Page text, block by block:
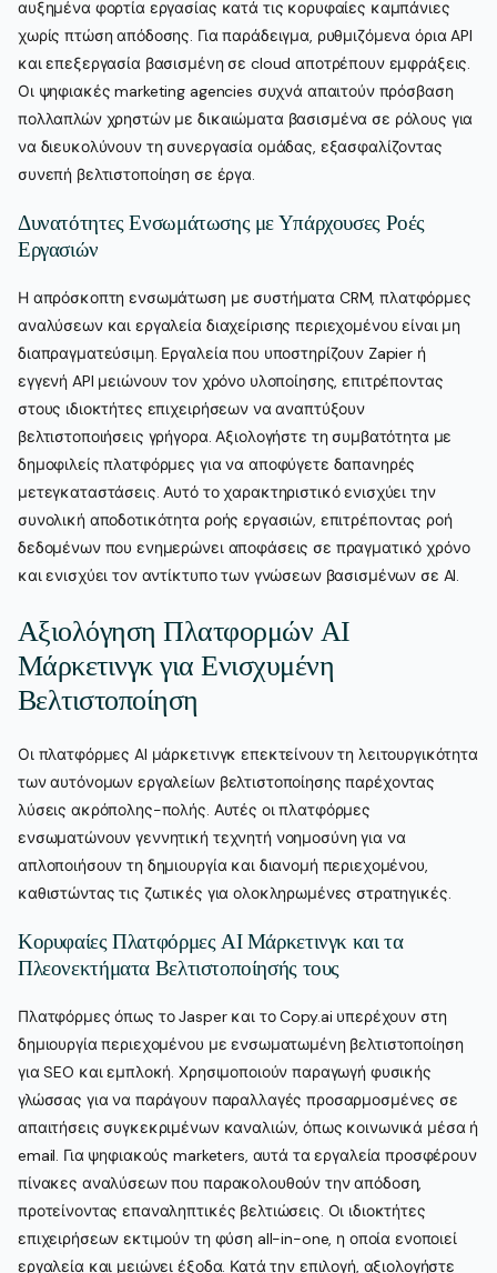
αυξημένα φορτία εργασίας κατά τις κορυφαίες καμπάνιες
χωρίς πτώση απόδοσης. Για παράδειγμα, ρυθμιζόμενα όρια API
και επεξεργασία βασισμένη σε cloud αποτρέπουν εμφράξεις.
Οι ψηφιακές marketing agencies συχνά απαιτούν πρόσβαση
πολλαπλών χρηστών με δικαιώματα βασισμένα σε ρόλους για
να διευκολύνουν τη συνεργασία ομάδας, εξασφαλίζοντας
συνεπή βελτιστοποίηση σε έργα.
Δυνατότητες Ενσωμάτωσης με Υπάρχουσες Ροές
Εργασιών
Η απρόσκοπτη ενσωμάτωση με συστήματα CRM, πλατφόρμες
αναλύσεων και εργαλεία διαχείρισης περιεχομένου είναι μη
διαπραγματεύσιμη. Εργαλεία που υποστηρίζουν Zapier ή
εγγενή API μειώνουν τον χρόνο υλοποίησης, επιτρέποντας
στους ιδιοκτήτες επιχειρήσεων να αναπτύξουν
βελτιστοποιήσεις γρήγορα. Αξιολογήστε τη συμβατότητα με
δημοφιλείς πλατφόρμες για να αποφύγετε δαπανηρές
μετεγκαταστάσεις. Αυτό το χαρακτηριστικό ενισχύει την
συνολική αποδοτικότητα ροής εργασιών, επιτρέποντας ροή
δεδομένων που ενημερώνει αποφάσεις σε πραγματικό χρόνο
και ενισχύει τον αντίκτυπο των γνώσεων βασισμένων σε AI.
Αξιολόγηση Πλατφορμών AI
Μάρκετινγκ για Ενισχυμένη
Βελτιστοποίηση
Οι πλατφόρμες AI μάρκετινγκ επεκτείνουν τη λειτουργικότητα
των αυτόνομων εργαλείων βελτιστοποίησης παρέχοντας
λύσεις ακρόπολης-πολής. Αυτές οι πλατφόρμες
ενσωματώνουν γεννητική τεχνητή νοημοσύνη για να
απλοποιήσουν τη δημιουργία και διανομή περιεχομένου,
καθιστώντας τις ζωτικές για ολοκληρωμένες στρατηγικές.
Κορυφαίες Πλατφόρμες AI Μάρκετινγκ και τα
Πλεονεκτήματα Βελτιστοποίησής τους
Πλατφόρμες όπως το Jasper και το Copy.ai υπερέχουν στη
δημιουργία περιεχομένου με ενσωματωμένη βελτιστοποίηση
για SEO και εμπλοκή. Χρησιμοποιούν παραγωγή φυσικής
γλώσσας για να παράγουν παραλλαγές προσαρμοσμένες σε
απαιτήσεις συγκεκριμένων καναλιών, όπως κοινωνικά μέσα ή
email. Για ψηφιακούς marketers, αυτά τα εργαλεία προσφέρουν
πίνακες αναλύσεων που παρακολουθούν την απόδοση,
προτείνοντας επαναληπτικές βελτιώσεις. Οι ιδιοκτήτες
επιχειρήσεων εκτιμούν τη φύση all-in-one, η οποία ενοποιεί
εργαλεία και μειώνει έξοδα. Κατά την επιλογή, αξιολογήστε